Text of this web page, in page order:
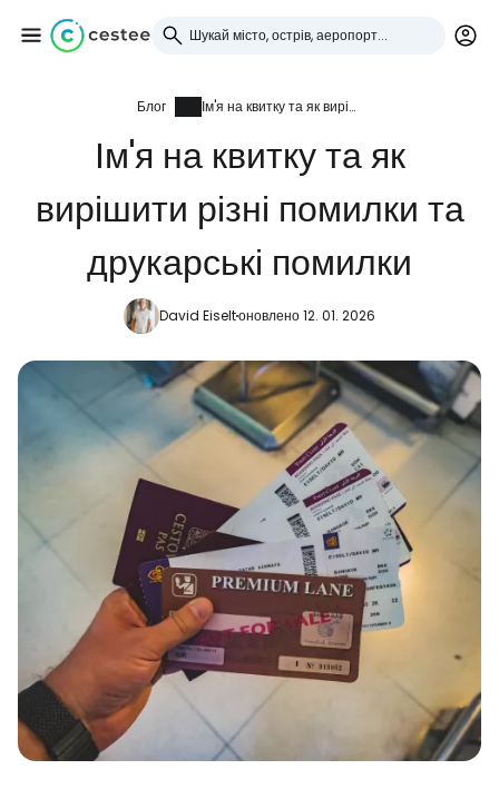
Блог Ім'я на квитку та як вирішити різні помилки та друкарські помилки
Ім'я на квитку та як
вирішити різні помилки та
друкарські помилки
David Eiseltоновлено 12. 01. 2026
Увійдіть до Cestee
... світова туристична спільнота
Продовжуйте з Google
Продовжуйте у Facebook
Продовжити з email